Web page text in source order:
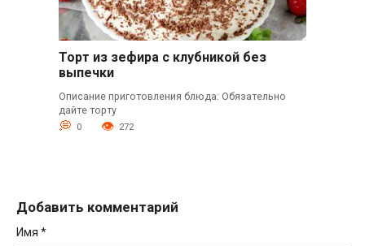
Торт из зефира с клубникой без
выпечки
Описание приготовления блюда: Обязательно
дайте торту
0 272
Добавить комментарий
Имя *